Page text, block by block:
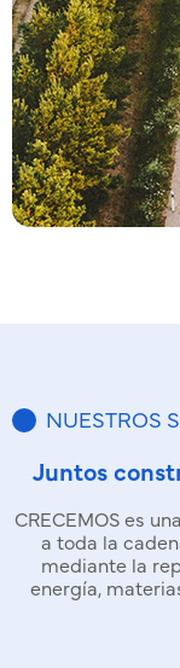
NUESTROS
Juntos
CRECEMOS es
a toda la
mediante la
energía,